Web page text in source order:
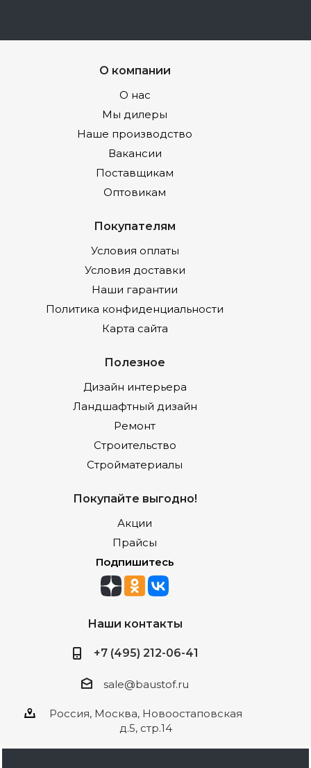
О компании
О нас
Мы дилеры
Наше производство
Вакансии
Поставщикам
Оптовикам
Покупателям
Условия оплаты
Условия доставки
Наши гарантии
Политика конфиденциальности
Карта сайта
Полезное
Дизайн интерьера
Ландшафтный дизайн
Ремонт
Строительство
Стройматериалы
Покупайте выгодно!
Акции
Прайсы
Подпишитесь
Наши контакты
+7 (495) 212-06-41
sale@baustof.ru
Россия, Москва, Новоостаповская
д.5, стр.14